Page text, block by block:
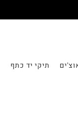
תיקי יד כתף